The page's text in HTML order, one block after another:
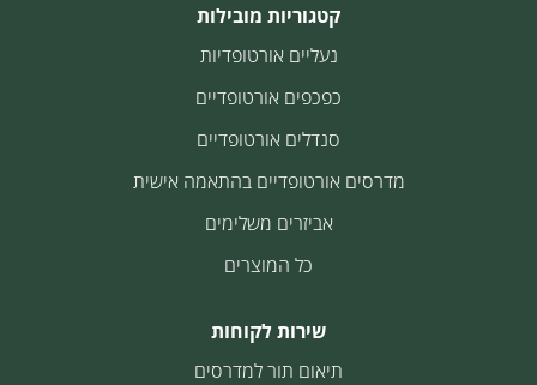
קטגוריות מובילות
נעליים אורטופדיות
כפכפים אורטופדיים
סנדלים אורטופדיים
מדרסים אורטופדיים בהתאמה אישית
אביזרים משלימים
כל המוצרים
שירות לקוחות
תיאום תור למדרסים